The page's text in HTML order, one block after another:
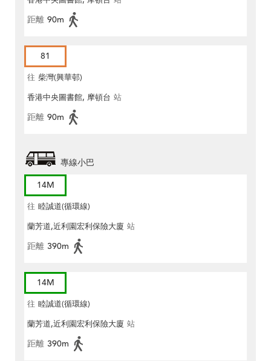
距離 90m
81
往 柴灣(興華邨)
香港中央圖書館, 摩頓台 站
距離 90m
專線小巴
14M
往 睦誠道(循環線)
蘭芳道,近利園宏利保險大廈 站
距離 390m
14M
往 睦誠道(循環線)
蘭芳道,近利園宏利保險大廈 站
距離 390m